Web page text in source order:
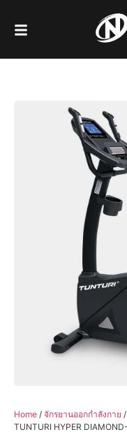
Home / จักรยานออกกำลังกาย
TUNTURI HYPER